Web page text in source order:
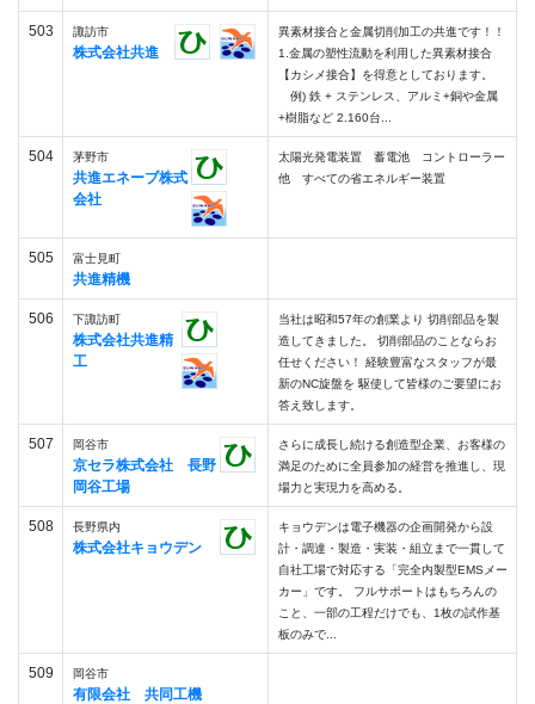
503 諏訪市
株式会社共進
異素材接合と金属切削加工の共進です！！
1.金属の塑性流動を利用した異素材接合
【カシメ接合】を得意としております。
例) 鉄 + ステンレス、アルミ+銅や金属
+樹脂など 2.160台...
504 茅野市
共進エネーブ株式
会社
太陽光発電装置 蓄電池 コントローラー
他 すべての省エネルギー装置
505 富士見町
共進精機
506 下諏訪町
株式会社共進精
工
当社は昭和57年の創業より 切削部品を製
造してきました。 切削部品のことならお
任せください！ 経験豊富なスタッフが最
新のNC旋盤を 駆使して皆様のご要望にお
答え致します。
507 岡谷市
京セラ株式会社 長野
岡谷工場
さらに成長し続ける創造型企業、お客様の
満足のために全員参加の経営を推進し、現
場力と実現力を高める。
508 長野県内
株式会社キョウデン
キョウデンは電子機器の企画開発から設
計・調達・製造・実装・組立まで一貫して
自社工場で対応する「完全内製型EMSメー
カー」です。 フルサポートはもちろんの
こと、一部の工程だけでも、1枚の試作基
板のみで...
509 岡谷市
有限会社 共同工機